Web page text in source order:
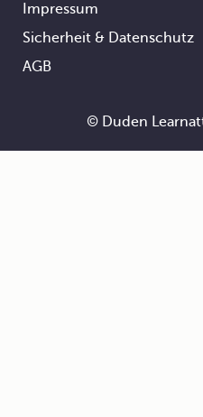
Footer
Impressum
Sicherheit & Datenschutz
AGB
© Duden